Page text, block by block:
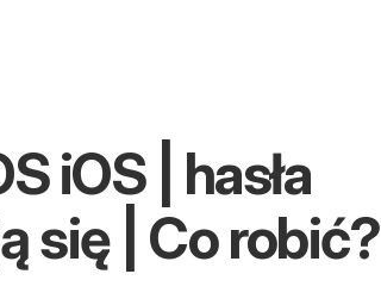
iOS | hasła
się | Co robić?